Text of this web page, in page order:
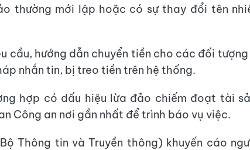
thường mới lập hoặc có sự thay đổi tên
cầu, hướng dẫn chuyển tiền cho các đối tượng
nhắn tin, bị treo tiền trên hệ thống.
hợp có dấu hiệu lừa đảo chiếm đoạt tài
Công an nơi gần nhất để trình báo vụ việc.
Thông tin và Truyền thông) khuyến cáo